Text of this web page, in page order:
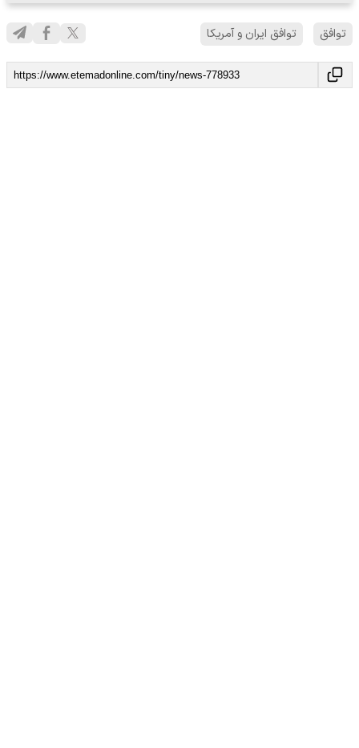
توافق توافق ایران و آمریکا